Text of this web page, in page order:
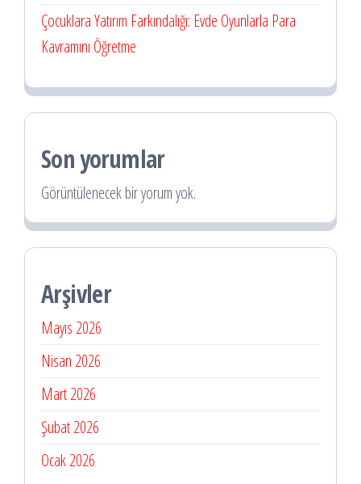
Çocuklara Yatırım Farkındalığı: Evde Oyunlarla Para
Kavramını Öğretme
Son yorumlar
Görüntülenecek bir yorum yok.
Arşivler
Mayıs 2026
Nisan 2026
Mart 2026
Şubat 2026
Ocak 2026